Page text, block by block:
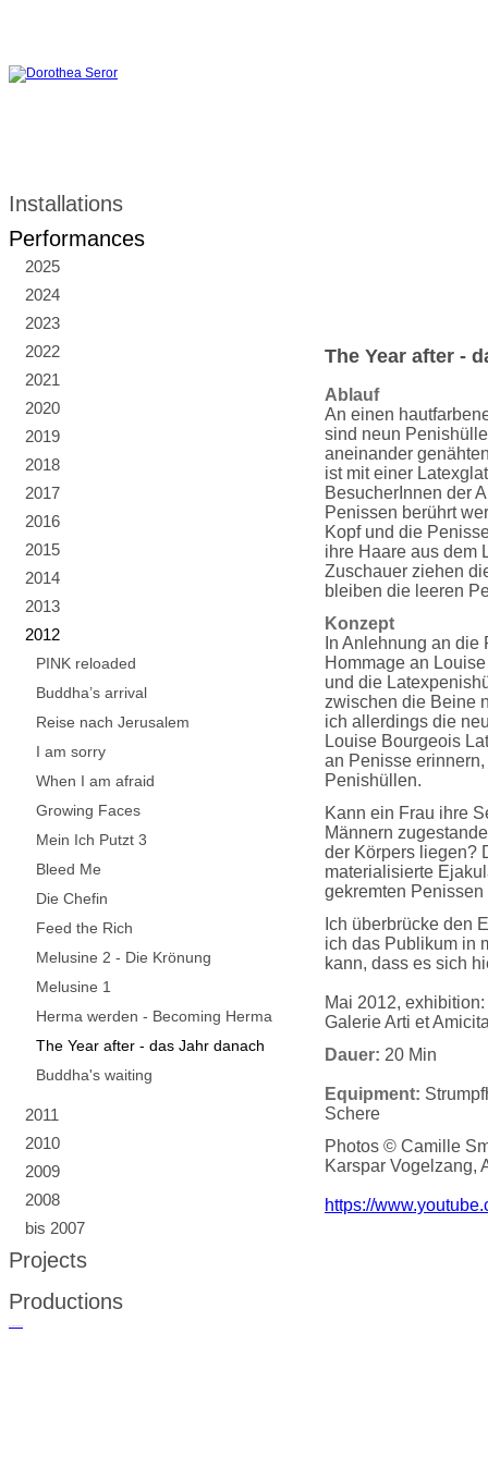
Installations
Performances
2025
2024
2023
2022
2021
2020
2019
2018
2017
2016
2015
2014
2013
2012
PINK reloaded
Buddha’s arrival
Reise nach Jerusalem
I am sorry
When I am afraid
Growing Faces
Mein Ich Putzt 3
Bleed Me
Die Chefin
Feed the Rich
Melusine 2 - Die Krönung
Melusine 1
Herma werden - Becoming Herma
The Year after - das Jahr danach
Buddha's waiting
2011
2010
2009
2008
bis 2007
Projects
Productions
The Year after -
Ablauf
An einen
sind neun
aneinander
ist mit einer
BesucherInnen der
Penissen berührt
Kopf und die
ihre Haare aus dem
Zuschauer ziehen
bleiben die leeren
Konzept
In Anlehnung an
Hommage an
und die
zwischen die Beine
ich allerdings die
Louise Bourgeois
an Penisse
Penishüllen.
Kann ein Frau ihre
Männern
der Körpers liegen?
materialisierte
gekremten
Ich überbrücke den
ich das Publikum in
kann, dass es sich
Mai 2012,
Galerie Arti et
Dauer: 20 Min
Equipment:
Schere
Photos © Camille
Karspar Vogelzang,
https://